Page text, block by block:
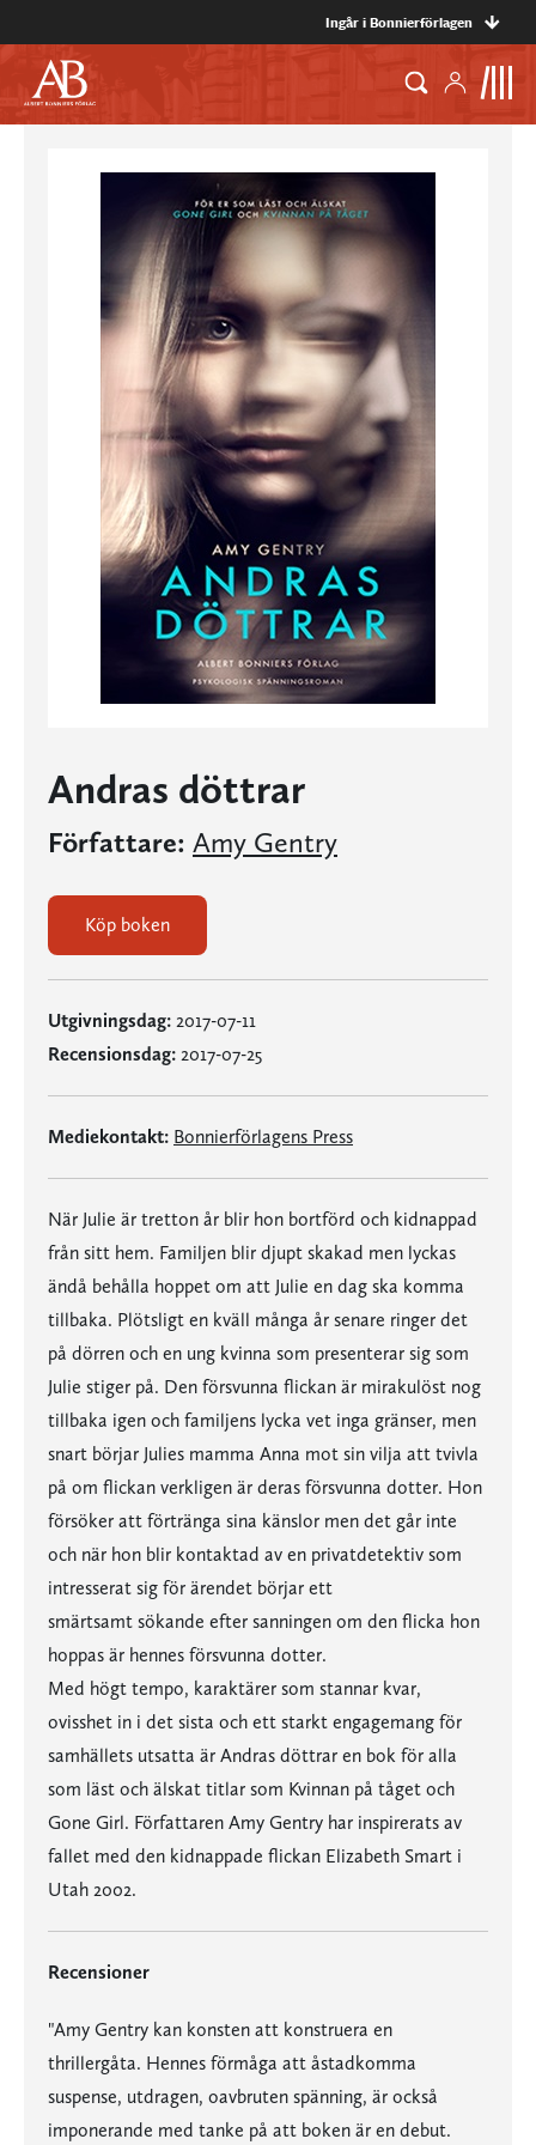
Ingår i Bonnierförlagen
Andras döttrar
Författare: Amy Gentry
Köp boken
Utgivningsdag: 2017-07-11
Recensionsdag: 2017-07-25
Mediekontakt: Bonnierförlagens Press
När Julie är tretton år blir hon bortförd och kidnappad
från sitt hem. Familjen blir djupt skakad men lyckas
ändå behålla hoppet om att Julie en dag ska komma
tillbaka. Plötsligt en kväll många år senare ringer det
på dörren och en ung kvinna som presenterar sig som
Julie stiger på. Den försvunna flickan är mirakulöst nog
tillbaka igen och familjens lycka vet inga gränser, men
snart börjar Julies mamma Anna mot sin vilja att tvivla
på om flickan verkligen är deras försvunna dotter. Hon
försöker att förtränga sina känslor men det går inte
och när hon blir kontaktad av en privatdetektiv som
intresserat sig för ärendet börjar ett
smärtsamt sökande efter sanningen om den flicka hon
hoppas är hennes försvunna dotter.
Med högt tempo, karaktärer som stannar kvar,
ovisshet in i det sista och ett starkt engagemang för
samhällets utsatta är Andras döttrar en bok för alla
som läst och älskat titlar som Kvinnan på tåget och
Gone Girl. Författaren Amy Gentry har inspirerats av
fallet med den kidnappade flickan Elizabeth Smart i
Utah 2002.
Recensioner
"Amy Gentry kan konsten att konstruera en
thrillergåta. Hennes förmåga att åstadkomma
suspense, utdragen, oavbruten spänning, är också
imponerande med tanke på att boken är en debut.